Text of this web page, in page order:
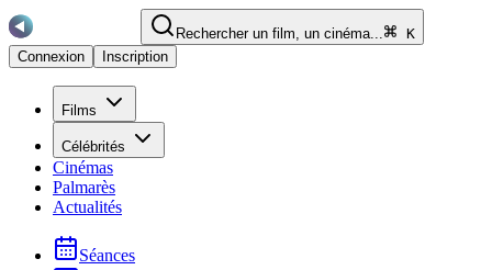
Rechercher un film, un cinéma...
K
Connexion
Inscription
Films
Célébrités
Cinémas
Palmarès
Actualités
Séances